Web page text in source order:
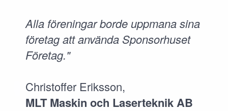
Alla föreningar borde uppmana sina
företag att använda Sponsorhuset
Företag."
Christoffer Eriksson,
MLT Maskin och Laserteknik AB